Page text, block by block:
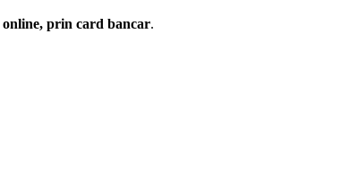
online, prin card bancar.